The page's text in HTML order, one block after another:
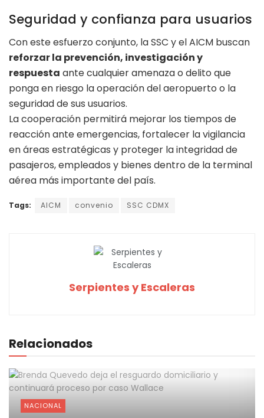
Seguridad y confianza para usuarios
Con este esfuerzo conjunto, la SSC y el AICM buscan
reforzar la prevención, investigación y
respuesta ante cualquier amenaza o delito que
ponga en riesgo la operación del aeropuerto o la
seguridad de sus usuarios.
La cooperación permitirá mejorar los tiempos de
reacción ante emergencias, fortalecer la vigilancia
en áreas estratégicas y proteger la integridad de
pasajeros, empleados y bienes dentro de la terminal
aérea más importante del país.
Tags: AICM convenio SSC CDMX
Serpientes y Escaleras
Relacionados
NACIONAL